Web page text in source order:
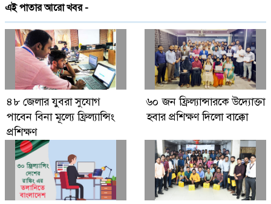
চালু
গ্লোবাল ব্র্যান্ড পিএলসি নিয়ে এলো লেনোভো ঈদ
ফেস্টিভাল অফার
Digital Economy Can Power Inclusive
Growth and Innovation
এই পাতার আরো খবর -
৪৮ জেলার যুবরা সুযোগ
পাবেন বিনা মূল্যে ফ্রিল্যান্সিং
প্রশিক্ষণ
৬০ জন ফ্রিল্যান্সারকে উদ্যোক্তা
হবার প্রশিক্ষণ দিলো বাক্কো